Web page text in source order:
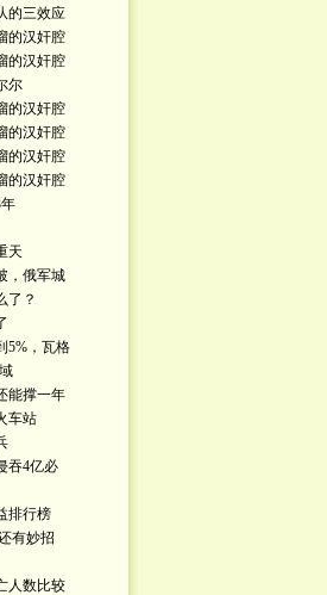
的三效应
的汉奸腔
的汉奸腔
尔
的汉奸腔
的汉奸腔
的汉奸腔
的汉奸腔
天
，俄军城
了？
5%，瓦格
能撑一年
车站
吞4亿必
排行榜
有妙招
人数比较